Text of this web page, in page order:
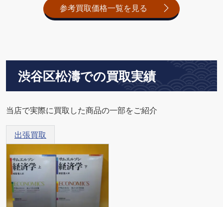
参考買取価格一覧を見る
渋谷区松濤での買取実績
当店で実際に買取した商品の一部をご紹介
出張買取